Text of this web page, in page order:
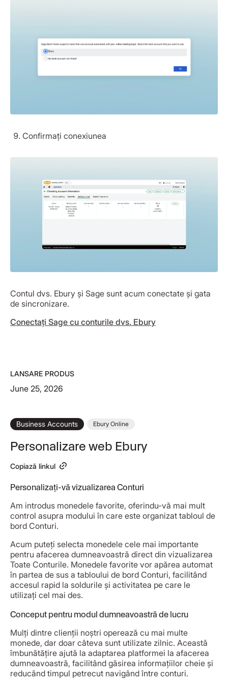
Confirmați conexiunea
Contul dvs. Ebury și Sage sunt acum conectate și gata
de sincronizare.
Conectați Sage cu conturile dvs. Ebury
LANSARE PRODUS
June 25, 2026
Business Accounts Ebury Online
Personalizare web Ebury
Copiază linkul
Personalizați-vă vizualizarea Conturi
Am introdus monedele favorite, oferindu-vă mai mult
control asupra modului în care este organizat tabloul de
bord Conturi.
Acum puteți selecta monedele cele mai importante
pentru afacerea dumneavoastră direct din vizualizarea
Toate Conturile. Monedele favorite vor apărea automat
în partea de sus a tabloului de bord Conturi, facilitând
accesul rapid la soldurile și activitatea pe care le
utilizați cel mai des.
Conceput pentru modul dumneavoastră de lucru
Mulți dintre clienții noștri operează cu mai multe
monede, dar doar câteva sunt utilizate zilnic. Această
îmbunătățire ajută la adaptarea platformei la afacerea
dumneavoastră, facilitând găsirea informațiilor cheie și
reducând timpul petrecut navigând între conturi.